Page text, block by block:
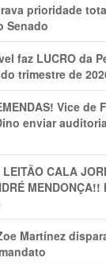
prioridade
Senado
faz LUCRO da
trimestre de
Vice
enviar
CALA
Martínez